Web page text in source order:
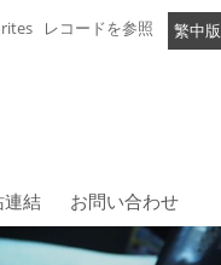
繁中版
レコードを参照
連結 お問い合わせ